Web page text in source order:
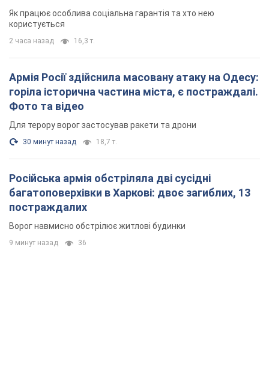
Як працює особлива соціальна гарантія та хто нею
користується
2 часа назад 16,3 т.
Армія Росії здійснила масовану атаку на Одесу:
горіла історична частина міста, є постраждалі.
Фото та відео
Для терору ворог застосував ракети та дрони
30 минут назад 18,7 т.
Російська армія обстріляла дві сусідні
багатоповерхівки в Харкові: двоє загиблих, 13
постраждалих
Ворог навмисно обстрілює житлові будинки
9 минут назад 36